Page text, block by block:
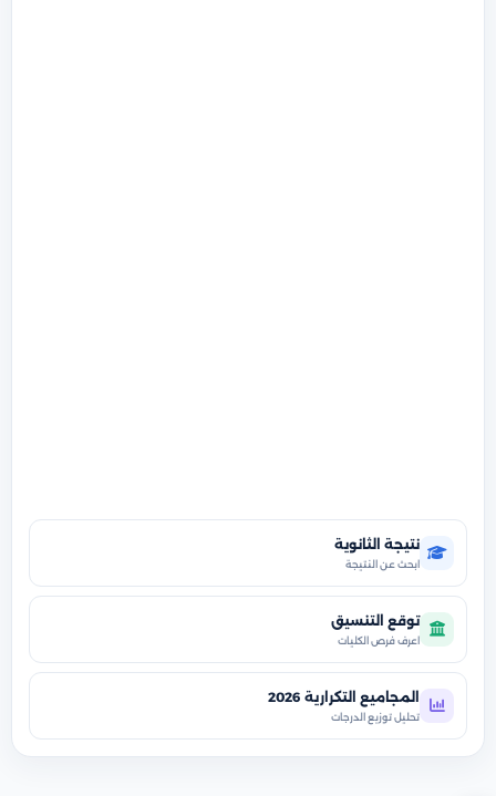
نتيجة الثانوية
ابحث عن النتيجة
توقع التنسيق
اعرف فرص الكليات
المجاميع التكرارية 2026
تحليل توزيع الدرجات